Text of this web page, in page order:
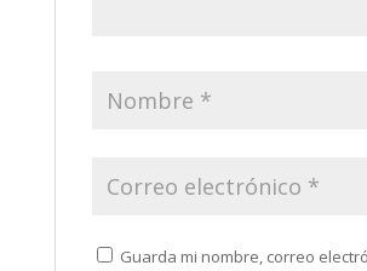
Guarda mi nombre, correo